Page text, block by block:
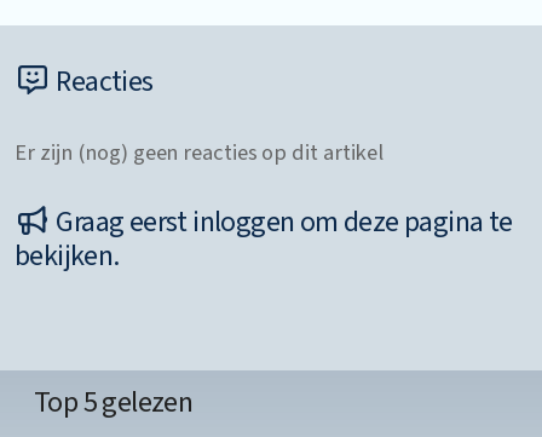
Reacties
Er zijn (nog) geen reacties op dit artikel
Graag eerst inloggen om deze pagina te
bekijken.
Top 5 gelezen